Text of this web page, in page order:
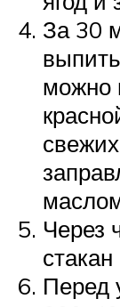
За 30
можно
Через
Перед